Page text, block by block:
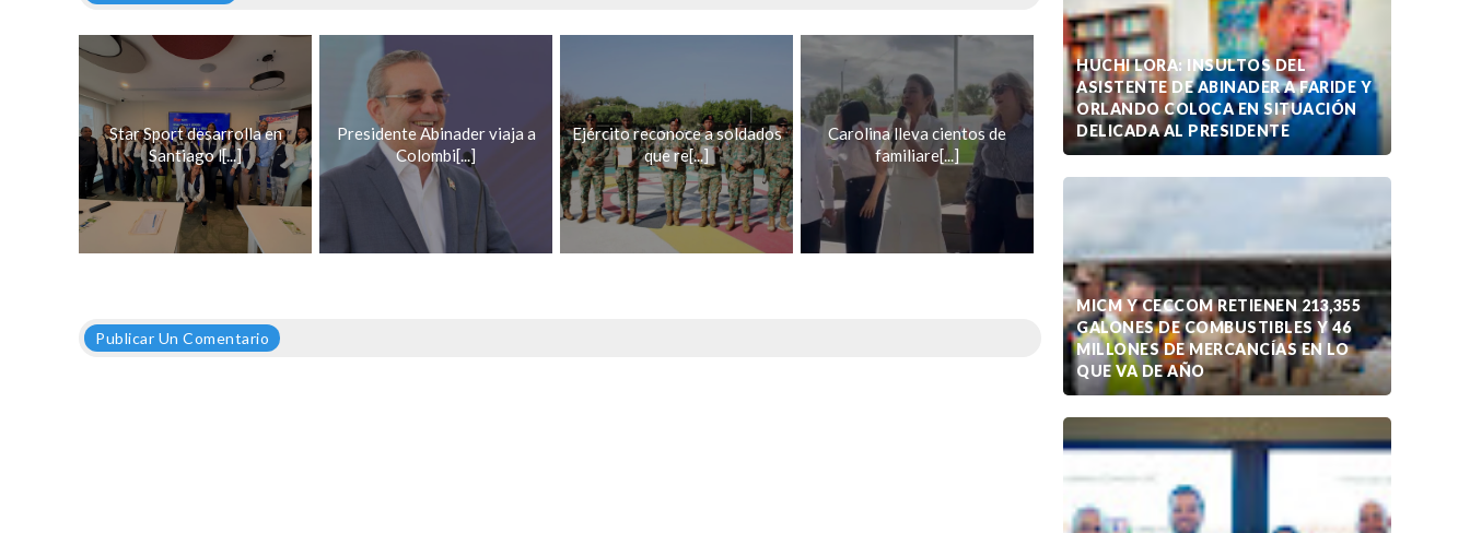
Star Sport desarrolla en
Santiago l[...]
Presidente Abinader viaja a
Colombi[...]
Ejército reconoce a soldados
que re[...]
Carolina lleva cientos de
familiare[...]
Publicar Un Comentario
HUCHI LORA: INSULTOS DEL
ASISTENTE DE ABINADER A FARIDE Y
ORLANDO COLOCA EN SITUACIÓN
DELICADA AL PRESIDENTE
MICM Y CECCOM RETIENEN 213,355
GALONES DE COMBUSTIBLES Y 46
MILLONES DE MERCANCÍAS EN LO
QUE VA DE AÑO